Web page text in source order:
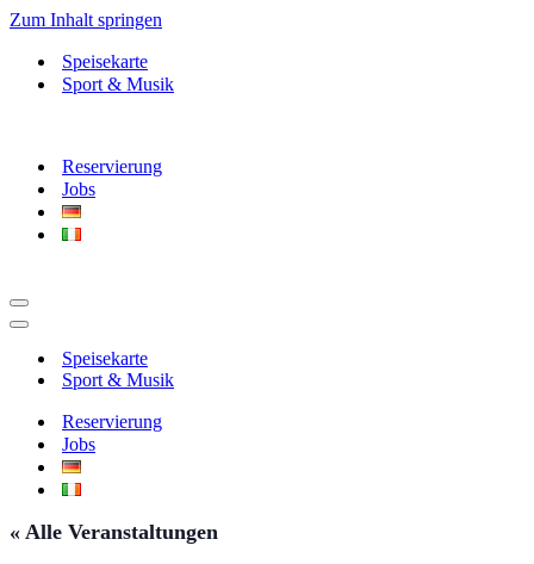
Zum Inhalt springen
Speisekarte
Sport & Musik
Reservierung
Jobs
Navigationsmenü
Navigationsmenü
Speisekarte
Sport & Musik
Reservierung
Jobs
« Alle Veranstaltungen